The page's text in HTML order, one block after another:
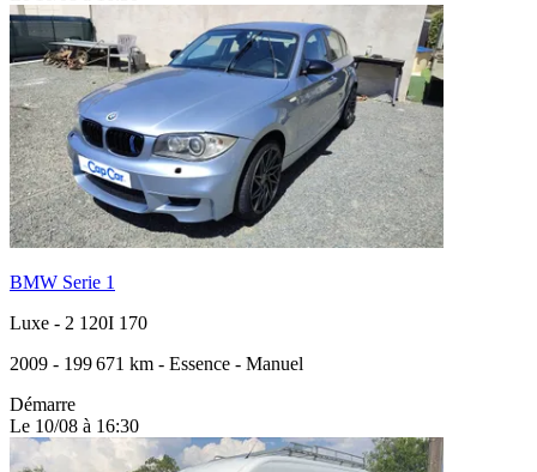
BMW Serie 1
Luxe - 2 120I 170
2009 - 199 671 km - Essence - Manuel
Démarre
Le 10/08 à 16:30